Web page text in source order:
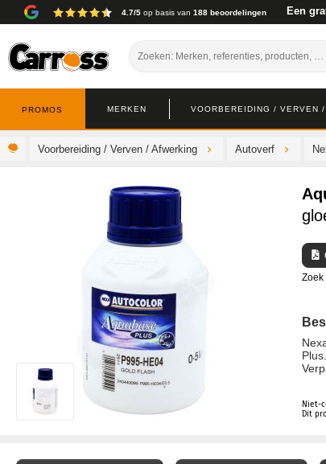
4.7/5 op basis van 188 beoordelingen Een
VOORBEREIDING / VERVEN /
MERKEN
PROMOS
Voorbereiding / Verven / Afwerking Autoverf
Zoek
Niet-
Dit